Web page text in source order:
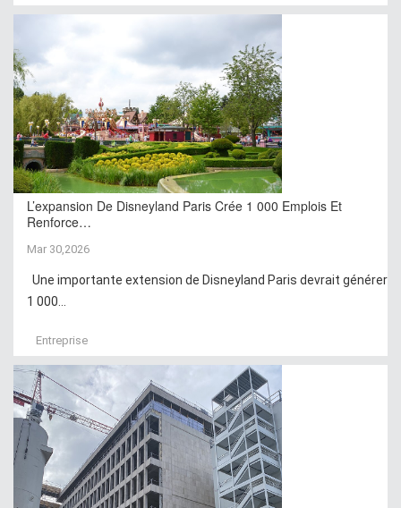
L’expansion De Disneyland Paris Crée 1 000 Emplois Et
Renforce…
Mar 30,2026
Une importante extension de Disneyland Paris devrait générer
1 000...
Entreprise